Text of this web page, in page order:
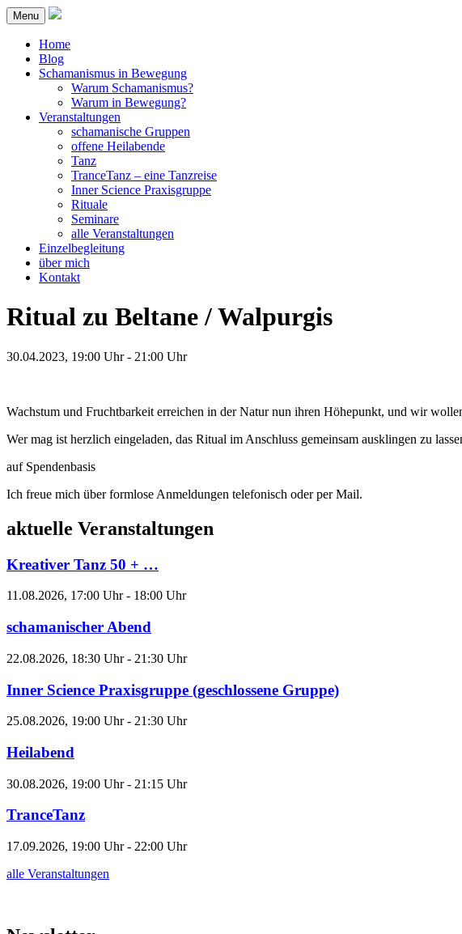
Menu
Home
Blog
Schamanismus in Bewegung
Warum Schamanismus?
Warum in Bewegung?
Veranstaltungen
schamanische Gruppen
offene Heilabende
Tanz
TranceTanz – eine Tanzreise
Inner Science Praxisgruppe
Rituale
Seminare
alle Veranstaltungen
Einzelbegleitung
über mich
Kontakt
Ritual zu Beltane / Walpurgis
30.04.2023, 19:00 Uhr - 21:00 Uhr
Wachstum und Fruchtbarkeit erreichen in der Natur nun ihren Höhepunkt, und wir
Wer mag ist herzlich eingeladen, das Ritual im Anschluss gemeinsam ausklingen zu
auf Spendenbasis
Ich freue mich über formlose Anmeldungen telefonisch oder per Mail.
aktuelle Veranstaltungen
Kreativer Tanz 50 + …
11.08.2026, 17:00 Uhr - 18:00 Uhr
schamanischer Abend
22.08.2026, 18:30 Uhr - 21:30 Uhr
Inner Science Praxisgruppe (geschlossene Gruppe)
25.08.2026, 19:00 Uhr - 21:30 Uhr
Heilabend
30.08.2026, 19:00 Uhr - 21:15 Uhr
TranceTanz
17.09.2026, 19:00 Uhr - 22:00 Uhr
alle Veranstaltungen